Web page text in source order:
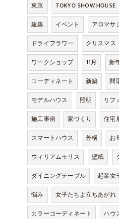
東京 TOKYO SHOW HOUSE
建築
イベント
アロマサ
ドライフラワー
クリスマス
ワークショップ
11月 新
コーディネート
新築 間
モデルハウス
照明
リフ
施工事例
家づくり
住宅
スマートハウス
外構 お
ウィリアムモリス
壁紙
ダイニングテーブル
起業女
悩み
女子たちよ立ちあがれ
カラーコーディネート
ハウ